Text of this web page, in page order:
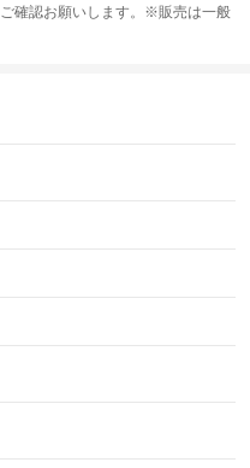
ABS
確認お願いします。※販売は一般